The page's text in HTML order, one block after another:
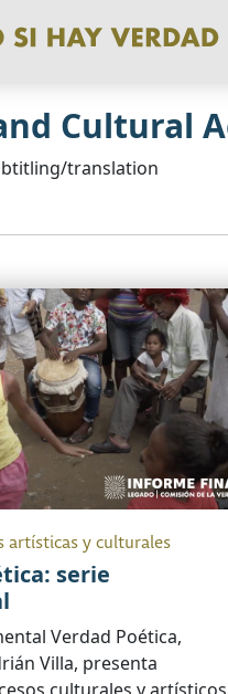
Cultural
translation
artísticas y culturales
serie
Verdad Poética,
Villa, presenta